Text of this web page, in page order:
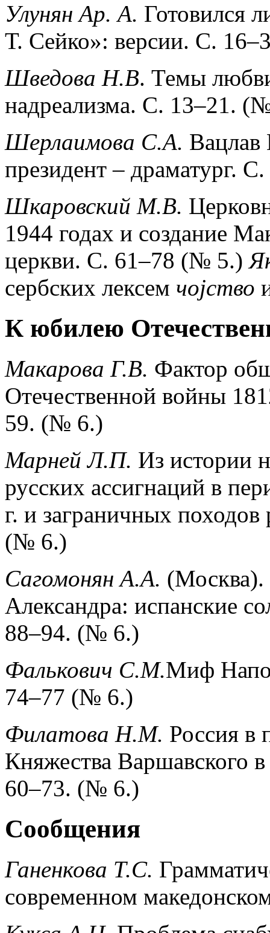
Улунян Ар. А. Готовился
Т. Сейко»: версии. С.
Шведова Н.В. Темы
надреализма. С. 13–21.
Шерлаимова С.А. Вацлав
президент – драматург.
Шкаровский М.В.
1944 годах и создание
церкви. С. 61–78 (№ 5.)
сербских лексем чојство
К юбилею
Макарова Г.В. Фактор
Отечественной войны
59. (№ 6.)
Марней Л.П. Из истории
русских ассигнаций в
г. и заграничных
(№ 6.)
Сагомонян А.А. (Москва).
Александра: испанские
88–94. (№ 6.)
Фалькович С.М.Миф
74–77 (№ 6.)
Филатова Н.М. Россия в
Княжества Варшавского
60–73. (№ 6.)
Сообщения
Ганенкова Т.С.
современном